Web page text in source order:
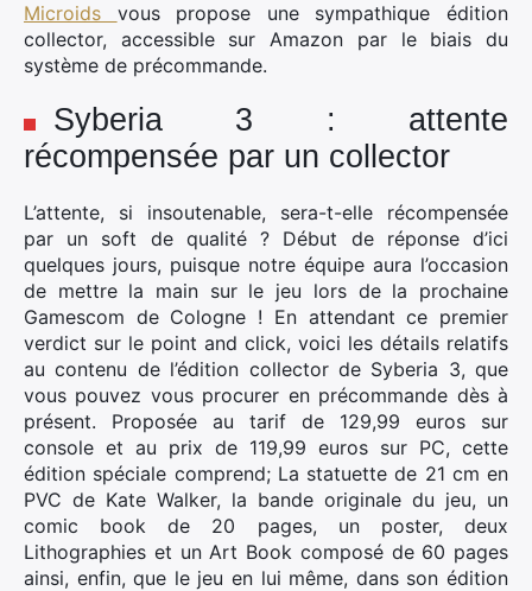
Microids vous propose une sympathique édition
collector, accessible sur Amazon par le biais du
système de précommande.
Syberia 3 : attente
récompensée par un collector
L’attente, si insoutenable, sera-t-elle récompensée
par un soft de qualité ? Début de réponse d’ici
quelques jours, puisque notre équipe aura l’occasion
de mettre la main sur le jeu lors de la prochaine
Gamescom de Cologne ! En attendant ce premier
verdict sur le point and click, voici les détails relatifs
au contenu de l’édition collector de Syberia 3, que
vous pouvez vous procurer en précommande dès à
présent. Proposée au tarif de 129,99 euros sur
console et au prix de 119,99 euros sur PC, cette
édition spéciale comprend; La statuette de 21 cm en
PVC de Kate Walker, la bande originale du jeu, un
comic book de 20 pages, un poster, deux
Lithographies et un Art Book composé de 60 pages
ainsi, enfin, que le jeu en lui même, dans son édition